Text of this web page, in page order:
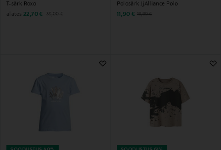
T-särk Roxo
alates Discounted Price
22,70 € Original Price
39,00 €
Polosärk JjAlliance Polo
Discounted Price
11,90 € Original Price
19,99 €